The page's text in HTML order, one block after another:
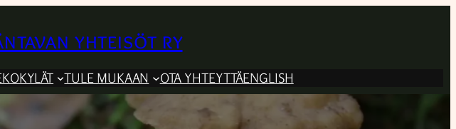
yhteisöt ry
TULE MUKAAN OTA YHTEYTTÄENGLISH